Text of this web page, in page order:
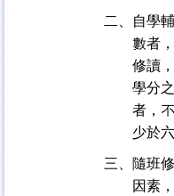
二、自學
數者
修讀
學分
者，
少於六
三、隨班
因素